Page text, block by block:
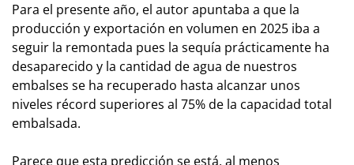
Para el presente año, el autor apuntaba a que la
producción y exportación en volumen en 2025 iba a
seguir la remontada pues la sequía prácticamente ha
desaparecido y la cantidad de agua de nuestros
embalses se ha recuperado hasta alcanzar unos
niveles récord superiores al 75% de la capacidad total
embalsada.
Parece que esta predicción se está, al menos